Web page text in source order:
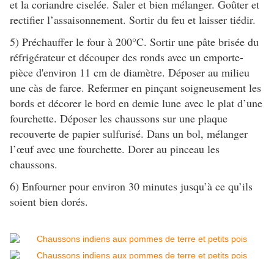
et la coriandre ciselée. Saler et bien mélanger. Goûter et
rectifier l’assaisonnement. Sortir du feu et laisser tiédir.
5) Préchauffer le four à 200°C. Sortir une pâte brisée du
réfrigérateur et découper des ronds avec un emporte-
pièce d'environ 11 cm de diamètre. Déposer au milieu
une càs de farce. Refermer en pinçant soigneusement les
bords et décorer le bord en demie lune avec le plat d’une
fourchette. Déposer les chaussons sur une plaque
recouverte de papier sulfurisé. Dans un bol, mélanger
l’œuf avec une fourchette. Dorer au pinceau les
chaussons.
6) Enfourner pour environ 30 minutes jusqu’à ce qu’ils
soient bien dorés.